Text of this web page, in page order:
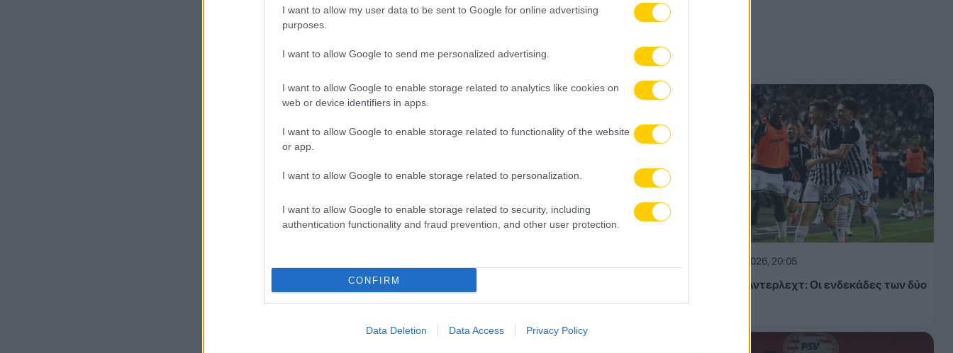
I want to allow my user data to be sent to Google for online advertising
purposes.
I want to allow Google to send me personalized advertising.
I want to allow Google to enable storage related to analytics like cookies on
web or device identifiers in apps.
I want to allow Google to enable storage related to functionality of the website
or app.
I want to allow Google to enable storage related to personalization.
I want to allow Google to enable storage related to security, including
authentication functionality and fraud prevention, and other user protection.
CONFIRM
Data Deletion Data Access Privacy Policy
06.08.2026, 20:05
ΠΑΟΚ – Άντερλεχτ: Οι ενδεκάδες των δύο